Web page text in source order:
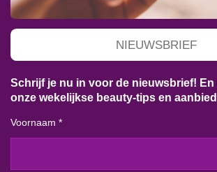
NIEUWSBRIEF
Schrijf je nu in voor de nieuwsbrief! En
onze wekelijkse beauty-tips en
Voornaam *